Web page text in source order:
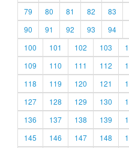
79
80 81 82 83
90
91 92 93 94
100
101 102 103
109
110 111 112
118
119 120 121
127
128 129 130
136
137 138 139
145
146 147 148